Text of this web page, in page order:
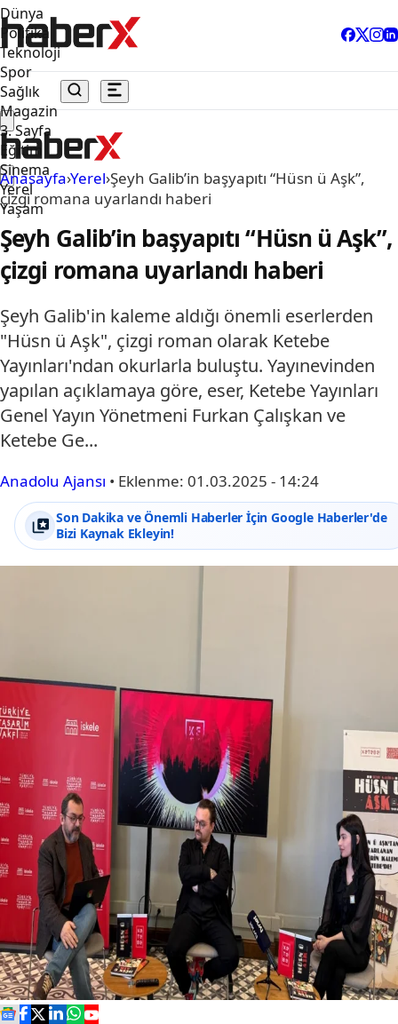
Dünya
Politika
Teknoloji
Spor
Sağlık
Magazin
3. Sayfa
Eğitim
Sinema
Yerel
Yaşam
Anasayfa›Yerel›Şeyh Galib’in başyapıtı “Hüsn ü Aşk”,
çizgi romana uyarlandı haberi
Şeyh Galib’in başyapıtı “Hüsn ü Aşk”,
çizgi romana uyarlandı haberi
Şeyh Galib'in kaleme aldığı önemli eserlerden
"Hüsn ü Aşk", çizgi roman olarak Ketebe
Yayınları'ndan okurlarla buluştu. Yayınevinden
yapılan açıklamaya göre, eser, Ketebe Yayınları
Genel Yayın Yönetmeni Furkan Çalışkan ve
Ketebe Ge...
Anadolu Ajansı • Eklenme: 01.03.2025 - 14:24
Son Dakika ve Önemli Haberler İçin Google Haberler'de
Bizi Kaynak Ekleyin!